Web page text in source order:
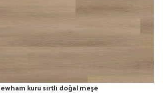
kuru sırtlı doğal meşe